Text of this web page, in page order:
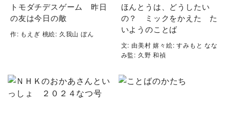
トモダチデスゲーム 昨日
の友は今日の敵
作: もえぎ 桃絵: 久我山 ぼん
ほんとうは、どうしたい
の？ ミックをかえた た
いようのことば
文: 由美村 嬉々絵: すみもと なな
み監: 久野 和禎